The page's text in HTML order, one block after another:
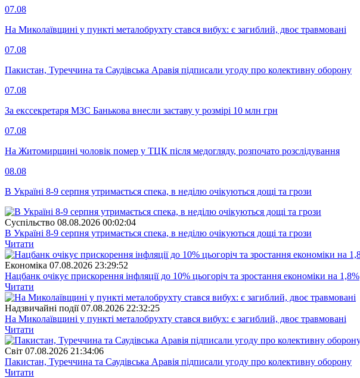
07.08
На Миколаївщині у пункті металобрухту стався вибух: є загиблий, двоє травмовані
07.08
Пакистан, Туреччина та Саудівська Аравія підписали угоду про колективну оборону
07.08
За екссекретаря МЗС Банькова внесли заставу у розмірі 10 млн грн
07.08
На Житомирщині чоловік помер у ТЦК після медогляду, розпочато розслідування
08.08
В Україні 8-9 серпня утримається спека, в неділю очікуються дощі та грози
Суспiльство 08.08.2026 00:02:04
В Україні 8-9 серпня утримається спека, в неділю очікуються дощі та грози
Читати
Економіка 07.08.2026 23:29:52
Нацбанк очікує прискорення інфляції до 10% цьогоріч та зростання економіки на 1,8%
Читати
Надзвичайні події 07.08.2026 22:32:25
На Миколаївщині у пункті металобрухту стався вибух: є загиблий, двоє травмовані
Читати
Свiт 07.08.2026 21:34:06
Пакистан, Туреччина та Саудівська Аравія підписали угоду про колективну оборону
Читати